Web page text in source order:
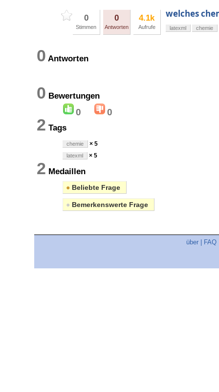
0
Stimmen
0
Antworten
4.1k
Aufrufe
welches
latexml chemie
0 Antworten
0 Bewertungen
0 0
2 Tags
chemie × 5
latexml × 5
2 Medaillen
● Beliebte Frage
● Bemerkenswerte Frage
über FAQ